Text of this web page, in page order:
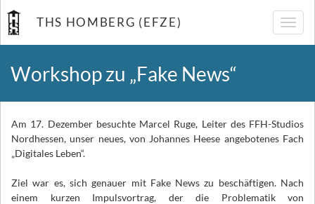
THS HOMBERG (EFZE)
Workshop zu „Fake News“
Am 17. Dezember besuchte Marcel Ruge, Leiter des FFH-Studios
Nordhessen, unser neues, von Johannes Heese angebotenes Fach
„Digitales Leben“.
Ziel war es, sich genauer mit Fake News zu beschäftigen. Nach
einem kurzen Impulsvortrag, der die Problematik von